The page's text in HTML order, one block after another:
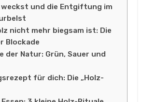
und die Entgiftung im
nicht mehr biegsam ist: Die
Blockade
der Natur: Grün, Sauer und
für dich: Die „Holz-